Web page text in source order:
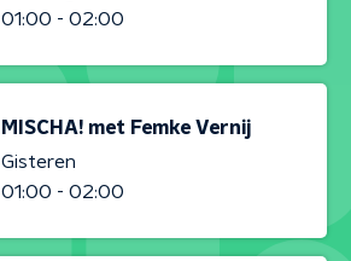
01:00 - 02:00
MISCHA! met Femke Vernij
Gisteren
01:00 - 02:00